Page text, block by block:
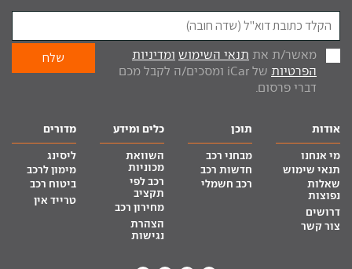
מאשר/ת את תנאי השימוש ומדיניות
הפרטיות
של iCar ומסכים/ה לקבל מכם
דברי פרסום.
אודות
מי אנחנו
תנאי שימוש
שאלות
נפוצות
דרושים
צור קשר
תוכן
מבחני רכב
חדשות רכב
רכב חשמלי
כלים ומידע
השוואת
מכוניות
רכב לפי
תקציב
מחירון רכב
הצהרת
נגישות
מדורים
ליסינג
מימון לרכב
ביטוח רכב
טרייד אין